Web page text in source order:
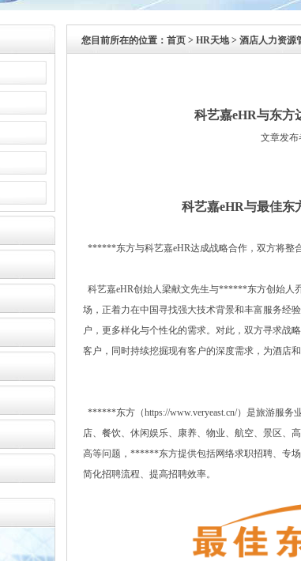
您目前所在的位置： 首页 > HR天地 > 酒店人力资源
科艺嘉eHR与东方
文章发
科艺嘉eHR与最佳东
******东方与科艺嘉eHR达成战略合作，双方将整
科艺嘉eHR创始人梁献文先生与******东方创始人
场，正着力在中国寻找强大技术背景和丰富服务经
户，更多样化与个性化的需求。对此，双方寻求战
客户，同时持续挖掘现有客户的深度需求，为酒店
******东方（https://www.veryeast.cn/）是旅游服务
店、餐饮、休闲娱乐、康养、物业、航空、景区、
高等问题，******东方提供包括网络求职招聘、专场
简化招聘流程、提高招聘效率。